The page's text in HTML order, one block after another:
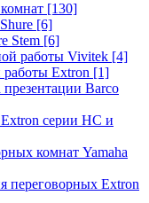
[130]
[6]
Stem [6]
работы Vivitek [4]
Extron [1]
презентации Barco
серии HC и
комнат Yamaha
переговорных Extron